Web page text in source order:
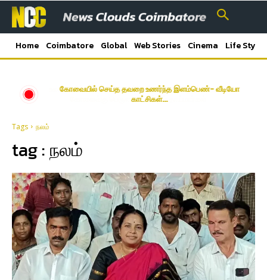
Home Coimbatore Global Web Stories Cinema Life Style
கோவையில் செய்த தவறை உணர்ந்த இளம்பெண்- வீடியோ
காட்சிகள்…
Tags நலம்
tag : நலம்